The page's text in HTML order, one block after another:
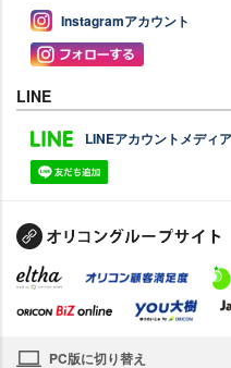
Instagramアカウント
LINE
LINEアカウントメディア
PC版に切り替え